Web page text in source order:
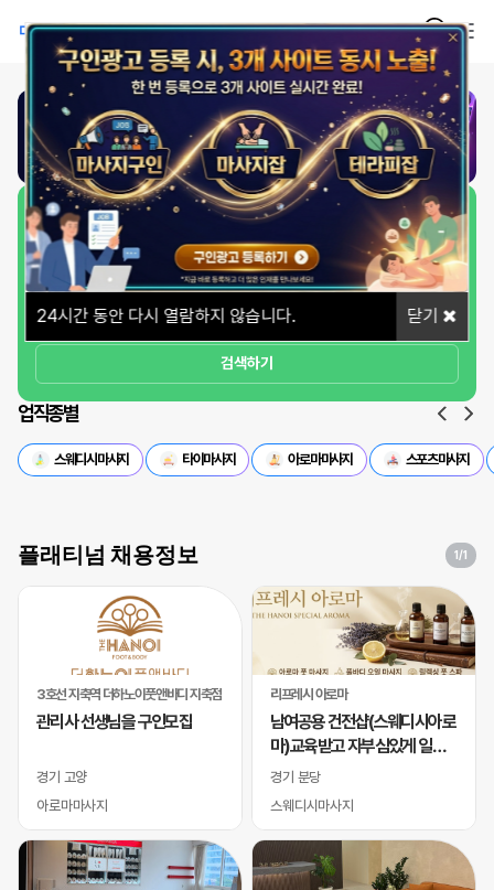
24시간 동안 다시 열람하지 않습니다. 닫기
1
일자리 빠르게 찾기
상세옵션
검색하기
업직종별
스웨디시마사지 타이마사지 아로마마사지 스포츠마사지
플래티넘 채용정보 1/1
3호선 지축역 더하노이풋앤바디 지축점
관리사 선생님을 구인모집
경기 고양
아로마마사지
리프레시 아로마
남여공용 건전샵(스웨디시아로
마)교육받고 자부심있게 일하
실 바디테라피사 모십니다
경기 분당
스웨디시마사지